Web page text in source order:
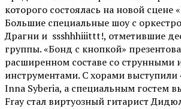
которого состоялась на новой сцене
Большие специальные шоу с
Драгни и ssshhhiiittt!, отметившие
группы. «Бонд с кнопкой»
расширенном составе со
инструментами. С хорами выступили
Inna Syberia, а специальным гостем
Fray стал виртуозный гитарист